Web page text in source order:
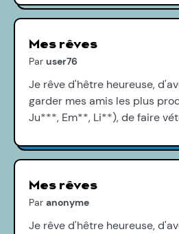
Mes rêves
Par user76
Je rêve d'hêtre heureuse,
garder mes amis les plus
Ju***, Em**, Li**), de faire
Mes rêves
Par anonyme
Je rêve d'hêtre heureuse,